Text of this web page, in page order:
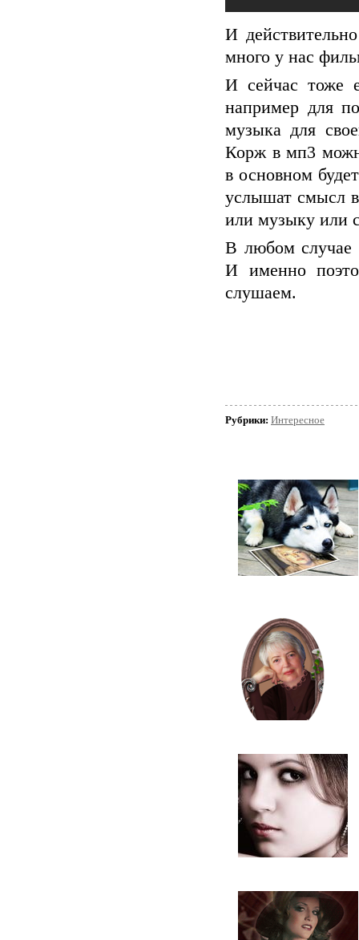
И
много у нас
И сейчас тоже
например для
музыка для
Корж в мп3
в основном
услышат смысл
или музыку или
В любом случае
И именно
слушаем.
Рубрики: Интересное